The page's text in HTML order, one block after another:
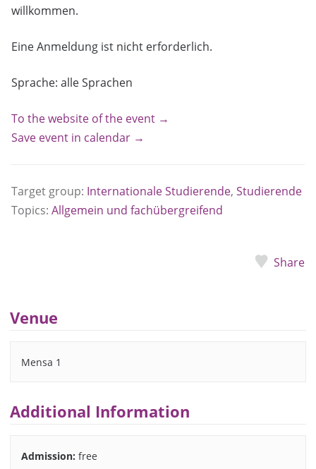
willkommen.
Eine Anmeldung ist nicht erforderlich.
Sprache: alle Sprachen
To the website of the event →
Save event in calendar →
Target group: Internationale Studierende, Studierende
Topics: Allgemein und fachübergreifend
Share
Venue
Mensa 1
Additional Information
Admission: free